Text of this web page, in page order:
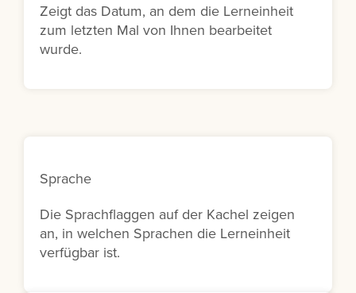
Zeigt das Datum, an dem die Lerneinheit
zum letzten Mal von Ihnen bearbeitet
wurde.
Sprache
Die Sprachflaggen auf der Kachel zeigen
an, in welchen Sprachen die Lerneinheit
verfügbar ist.